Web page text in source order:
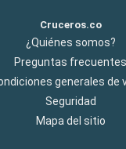
Cruceros.co
¿Quiénes somos?
Preguntas frecuentes
generales de
Seguridad
Mapa del sitio